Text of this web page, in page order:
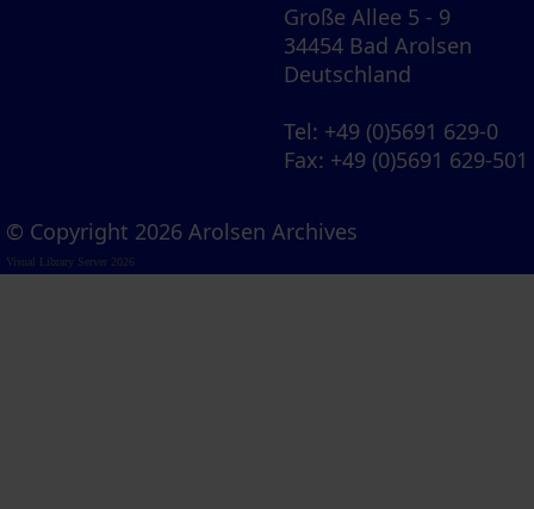
Große Allee 5 - 9
34454 Bad Arolsen
Deutschland
Tel: +49 (0)5691 629-0
Fax: +49 (0)5691 629-501
© Copyright 2026 Arolsen Archives
Visual Library Server 2026